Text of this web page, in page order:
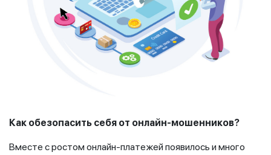
Как обезопасить себя от онлайн-мошенников?
Вместе с ростом онлайн-платежей появилось и много